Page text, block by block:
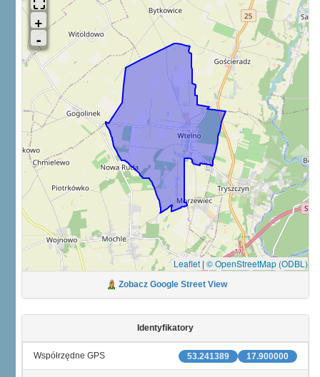
Leaflet | © OpenStreetMap (ODBL)
Zobacz Google Street View
Identyfikatory
17.900000
53.241389
Współrzędne GPS